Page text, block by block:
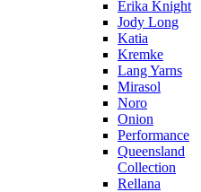
Erika Knight
Jody Long
Katia
Kremke
Lang Yarns
Mirasol
Noro
Onion
Performance
Queensland
Collection
Rellana